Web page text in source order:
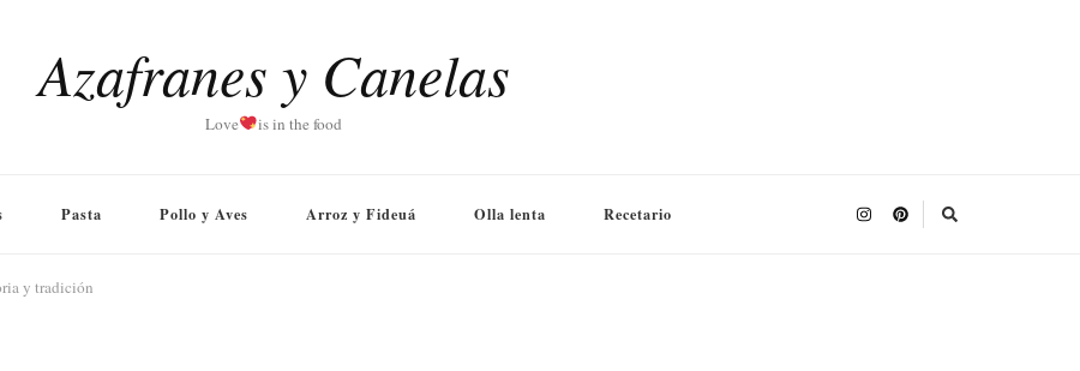
Azafranes y Canelas
Love is in the food
Pasta Pollo y Aves Arroz y Fideuá Olla lenta Recetario
y tradición